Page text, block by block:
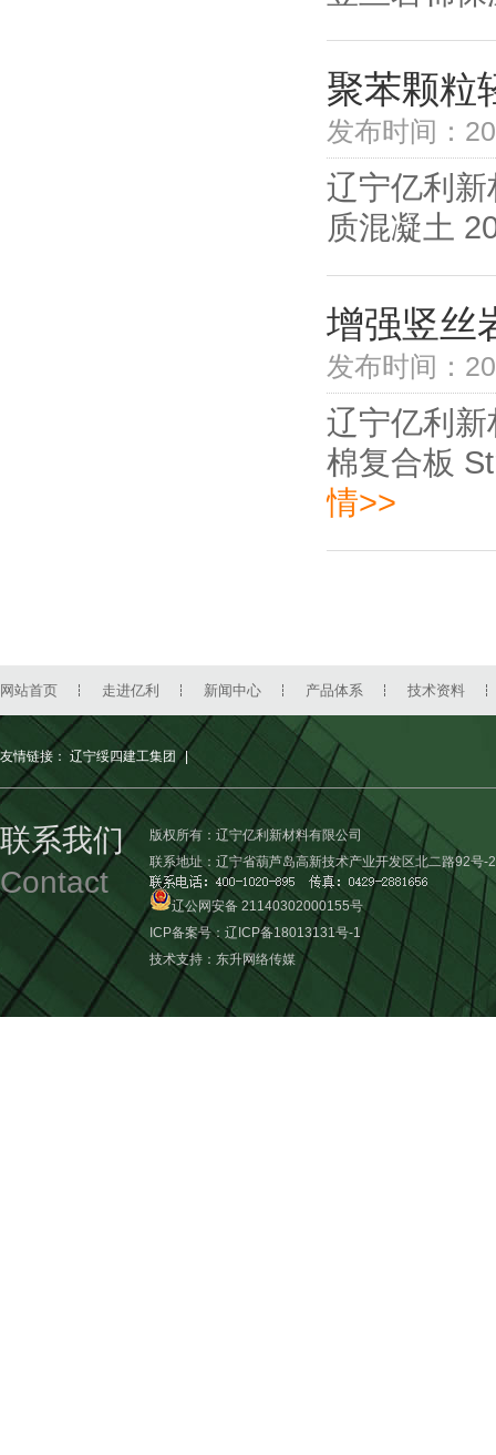
聚苯颗粒
发布时间：
辽宁亿利
质混凝土
增强竖丝
发布时间：
辽宁亿利
棉复合板
情>>
网站首页 走进亿利 新闻中心 产品体系 技术资料
友情链接： 辽宁绥四建工集团 |
联系我们
Contact
版权所有：辽宁亿利新材料有限公司
联系地址：辽宁省葫芦岛高新技术产业开发区北二路92号-2
辽公网安备 21140302000155号
ICP备案号： 辽ICP备18013131号-1
技术支持： 东升网络传媒